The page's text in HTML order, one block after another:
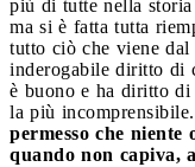
più di tutte nella storia
ma si è fatta tutta
tutto ciò che viene dal
inderogabile diritto di
è buono e ha diritto di
la più incomprensibile.
permesso che niente
quando non capiva,